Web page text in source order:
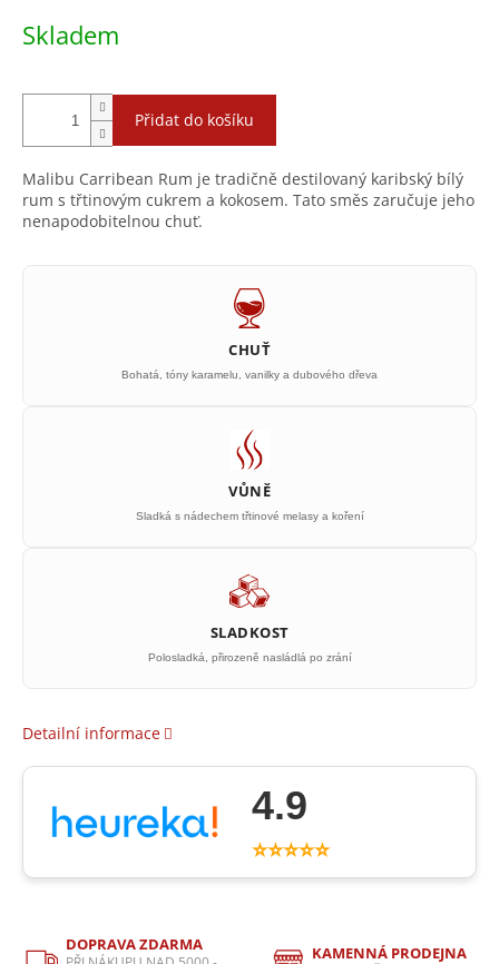
Skladem
Přidat do košíku
Malibu Carribean Rum je tradičně destilovaný karibský bílý
rum s třtinovým cukrem a kokosem. Tato směs zaručuje jeho
nenapodobitelnou chuť.
CHUŤ
Bohatá, tóny karamelu, vanilky a dubového dřeva
VŮNĚ
Sladká s nádechem třtinové melasy a koření
SLADKOST
Polosladká, přirozeně nasládlá po zrání
Detailní informace
4.9
⭐⭐⭐⭐⭐
DOPRAVA ZDARMA KAMENNÁ PRODEJNA